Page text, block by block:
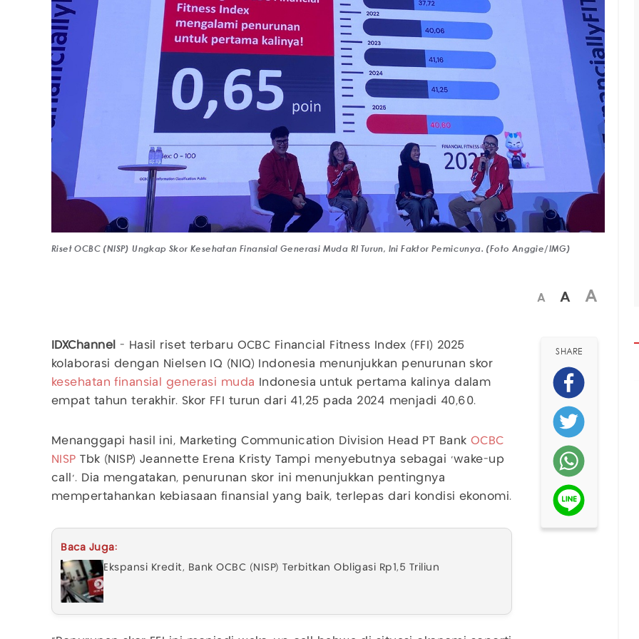
Riset OCBC (NISP) Ungkap Skor Kesehatan Finansial Generasi Muda RI Turun, Ini Faktor Pemicunya. (Foto Anggie/IMG)
A A A
IDXChannel - Hasil riset terbaru OCBC Financial Fitness Index (FFI) 2025
kolaborasi dengan Nielsen IQ (NIQ) Indonesia menunjukkan penurunan skor
kesehatan finansial
generasi muda
Indonesia untuk pertama kalinya dalam
empat tahun terakhir. Skor FFI turun dari 41,25 pada 2024 menjadi 40,60.
Menanggapi hasil ini, Marketing Communication Division Head PT Bank OCBC
NISP Tbk (NISP) Jeannette Erena Kristy Tampi menyebutnya sebagai 'wake-up
call'. Dia mengatakan, penurunan skor ini menunjukkan pentingnya
mempertahankan kebiasaan finansial yang baik, terlepas dari kondisi ekonomi.
Baca Juga:
Ekspansi Kredit, Bank OCBC (NISP) Terbitkan Obligasi Rp1,5 Triliun
SHARE